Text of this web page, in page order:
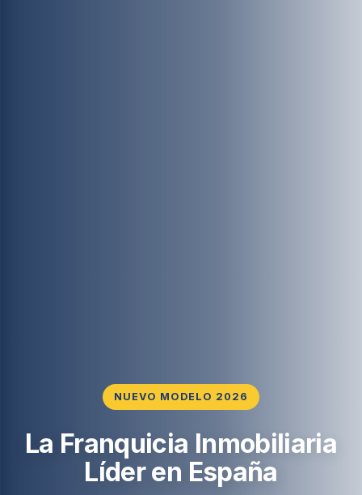
NUEVO MODELO 2026
La Franquicia Inmobiliaria
Líder en España